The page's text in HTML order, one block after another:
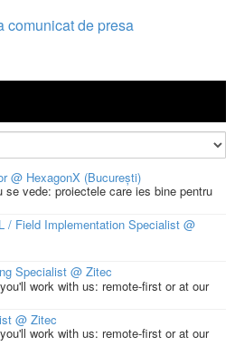
comunicat de presa
@ HexagonX (București)
vede: proiectele care ies bine pentru
/ Field Implementation Specialist @
Specialist @ Zitec
work with us: remote-first or at our
@ Zitec
work with us: remote-first or at our